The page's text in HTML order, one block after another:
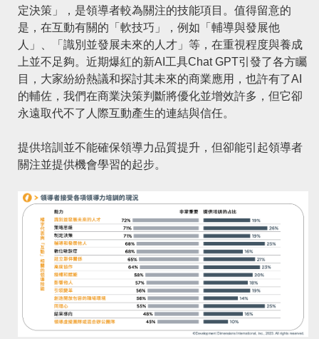
定決策」，是領導者較為關注的技能項目。值得留意的
是，在互動有關的「軟技巧」，例如「輔導與發展他
人」、「識別並發展未來的人才」等，在重視程度與養成
上並不足夠。近期爆紅的新AI工具Chat GPT引發了各方矚
目，大家紛紛熱議和探討其未來的商業應用，也許有了AI
的輔佐，我們在商業決策判斷將優化並增效許多，但它卻
永遠取代不了人際互動產生的連結與信任。
提供培訓並不能確保領導力品質提升，但卻能引起領導者
關注並提供機會學習的起步。